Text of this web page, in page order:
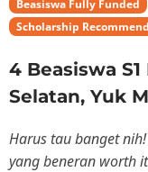
Beasiswa Fully Funded
Scholarship
4 Beasiswa
Selatan, Yuk
Harus tau banget
yang beneran worth